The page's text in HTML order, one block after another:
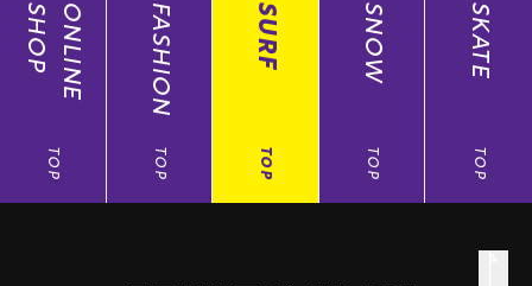
ONLINE
SHOP
TOP
FASHION
TOP
SURF
TOP
SNOW
TOP
SKATE
TOP